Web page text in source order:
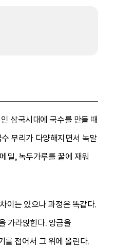
삼국시대에 국수를 만들 때
무리가 다양해지면서 녹말
밀, 녹두가루를 꿀에 재워
이는 있으나 과정은 똑같다.
가라앉힌다. 앙금을
를 접어서 그 위에 올린다.